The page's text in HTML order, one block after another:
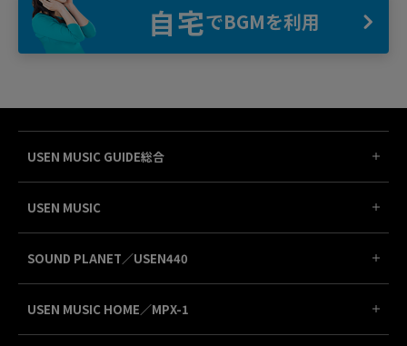
自宅でBGMを利用
USEN MUSIC GUIDE総合
USEN MUSIC
SOUND PLANET／USEN440
USEN MUSIC HOME／MPX-1